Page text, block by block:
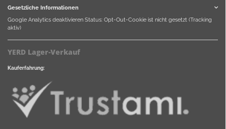
Gesetzliche Informationen
Google Analytics deaktivieren Status: Opt-Out-Cookie ist nicht gesetzt (Tracking
aktiv)
YERD Lager-Verkauf
Kauferfahrung: